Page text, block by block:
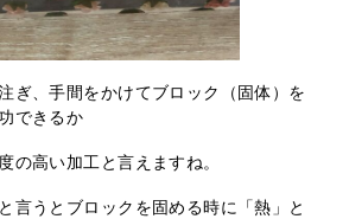
ぎ、手間をかけてブロック（固体）を
できるか
の高い加工と言えますね。
言うとブロックを固める時に「熱」と